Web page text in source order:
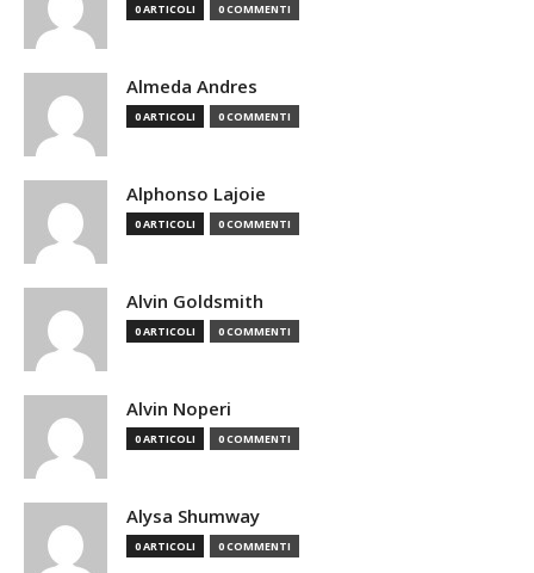
0 ARTICOLI 0 COMMENTI
Almeda Andres
0 ARTICOLI 0 COMMENTI
Alphonso Lajoie
0 ARTICOLI 0 COMMENTI
Alvin Goldsmith
0 ARTICOLI 0 COMMENTI
Alvin Noperi
0 ARTICOLI 0 COMMENTI
Alysa Shumway
0 ARTICOLI 0 COMMENTI